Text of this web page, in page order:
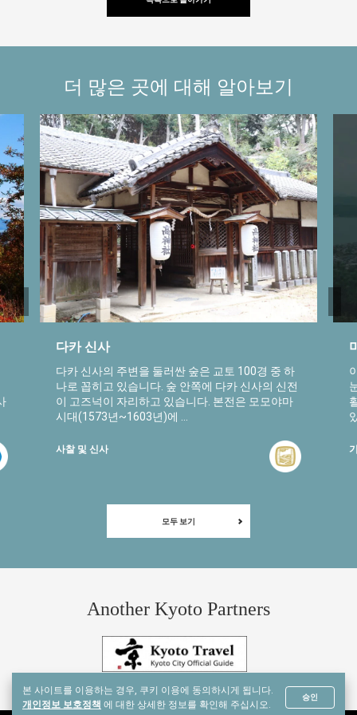
본 사이트를 이용하는 경우, 쿠키 이용에 동의하시게 됩니다.
개인정보 보호정책 에 대한 상세한 정보를 확인해 주십시오.
승인
더 많은 곳에 대해 알아보기
다카 신사
다카 신사의 주변을 둘러싼 숲은 교토 100경 중 하
나로 꼽히고 있습니다. 숲 안쪽에 다카 신사의 신전
이 고즈넉이 자리하고 있습니다. 본전은 모모야마
시대(1573년~1603년)에 ...
사찰 및 신사
모두 보기
Another Kyoto Partners